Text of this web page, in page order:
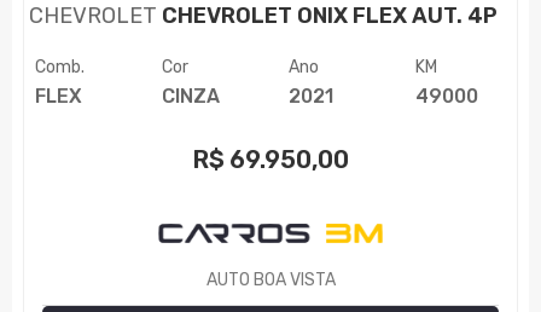
CHEVROLET CHEVROLET ONIX FLEX AUT. 4P
Comb.
FLEX
Cor
CINZA
Ano
2021
KM
49000
R$ 69.950,00
AUTO BOA VISTA